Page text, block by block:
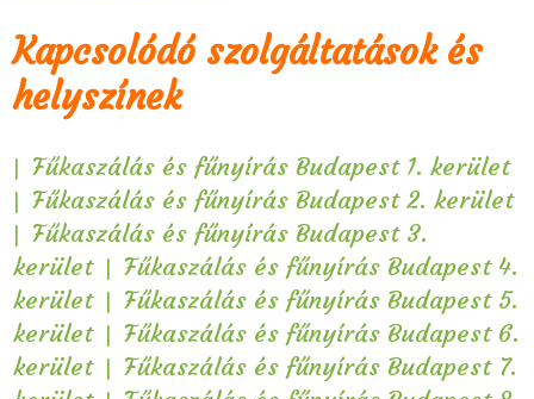
Kapcsolódó szolgáltatások és
helyszínek
| Fűkaszálás és fűnyírás Budapest 1. kerület
| Fűkaszálás és fűnyírás Budapest 2. kerület
| Fűkaszálás és fűnyírás Budapest 3.
kerület | Fűkaszálás és fűnyírás Budapest 4.
kerület | Fűkaszálás és fűnyírás Budapest 5.
kerület | Fűkaszálás és fűnyírás Budapest 6.
kerület | Fűkaszálás és fűnyírás Budapest 7.